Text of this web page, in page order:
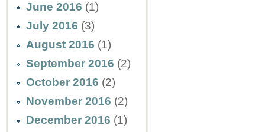
June 2016 (1)
July 2016 (3)
August 2016 (1)
September 2016 (2)
October 2016 (2)
November 2016 (2)
December 2016 (1)